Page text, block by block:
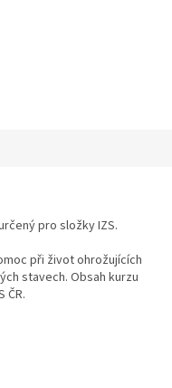
pro složky IZS.
při život ohrožujících
stavech. Obsah kurzu
ČR.